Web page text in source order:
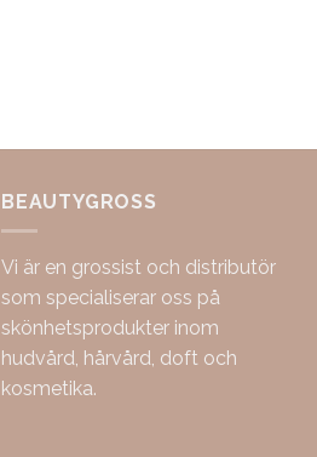
BEAUTYGROSS
Vi är en grossist och distributör
som specialiserar oss på
skönhetsprodukter inom
hudvård, hårvård, doft och
kosmetika.